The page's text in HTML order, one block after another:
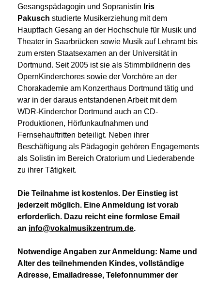
Gesangspädagogin und Sopranistin Iris
Pakusch studierte Musikerziehung mit dem
Hauptfach Gesang an der Hochschule für Musik und
Theater in Saarbrücken sowie Musik auf Lehramt bis
zum ersten Staatsexamen an der Universität in
Dortmund. Seit 2005 ist sie als Stimmbildnerin des
OpernKinderchores sowie der Vorchöre an der
Chorakademie am Konzerthaus Dortmund tätig und
war in der daraus entstandenen Arbeit mit dem
WDR-Kinderchor Dortmund auch an CD-
Produktionen, Hörfunkaufnahmen und
Fernsehauftritten beteiligt. Neben ihrer
Beschäftigung als Pädagogin gehören Engagements
als Solistin im Bereich Oratorium und Liederabende
zu ihrer Tätigkeit.
Die Teilnahme ist kostenlos. Der Einstieg ist
jederzeit möglich. Eine Anmeldung ist vorab
erforderlich. Dazu reicht eine formlose Email
an info@vokalmusikzentrum.de.
Notwendige Angaben zur Anmeldung: Name und
Alter des teilnehmenden Kindes, vollständige
Adresse, Emailadresse, Telefonnummer der